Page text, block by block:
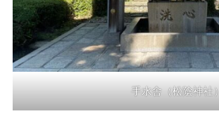
手水舎（松陰神社）